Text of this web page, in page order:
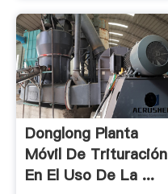
Donglong Planta
Móvil De Trituración
En El Uso De La ...